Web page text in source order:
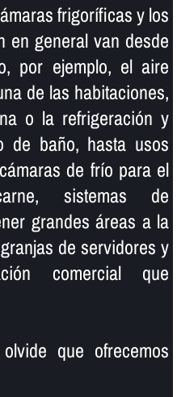
frigorí­ficas y los
en general van desde
por ejemplo, el aire
de las habitaciones,
o la refrigeración y
de baño, hasta usos
de frí­o para el
sistemas de
grandes áreas a la
de servidores y
comercial que
que ofrecemos